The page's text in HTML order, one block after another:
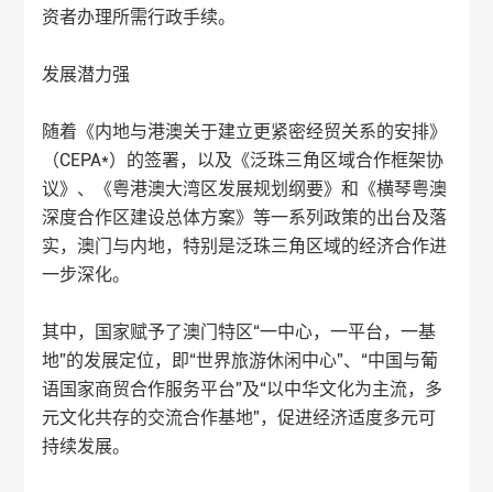
资者办理所需行政手续。
发展潜力强
随着《内地与港澳关于建立更紧密经贸关系的安排》
（CEPA*）的签署，以及《泛珠三角区域合作框架协
议》、《粤港澳大湾区发展规划纲要》和《横琴粤澳
深度合作区建设总体方案》等一系列政策的出台及落
实，澳门与内地，特别是泛珠三角区域的经济合作进
一步深化。
其中，国家赋予了澳门特区“一中心，一平台，一基
地”的发展定位，即“世界旅游休闲中心”、“中国与葡
语国家商贸合作服务平台”及“以中华文化为主流，多
元文化共存的交流合作基地”，促进经济适度多元可
持续发展。